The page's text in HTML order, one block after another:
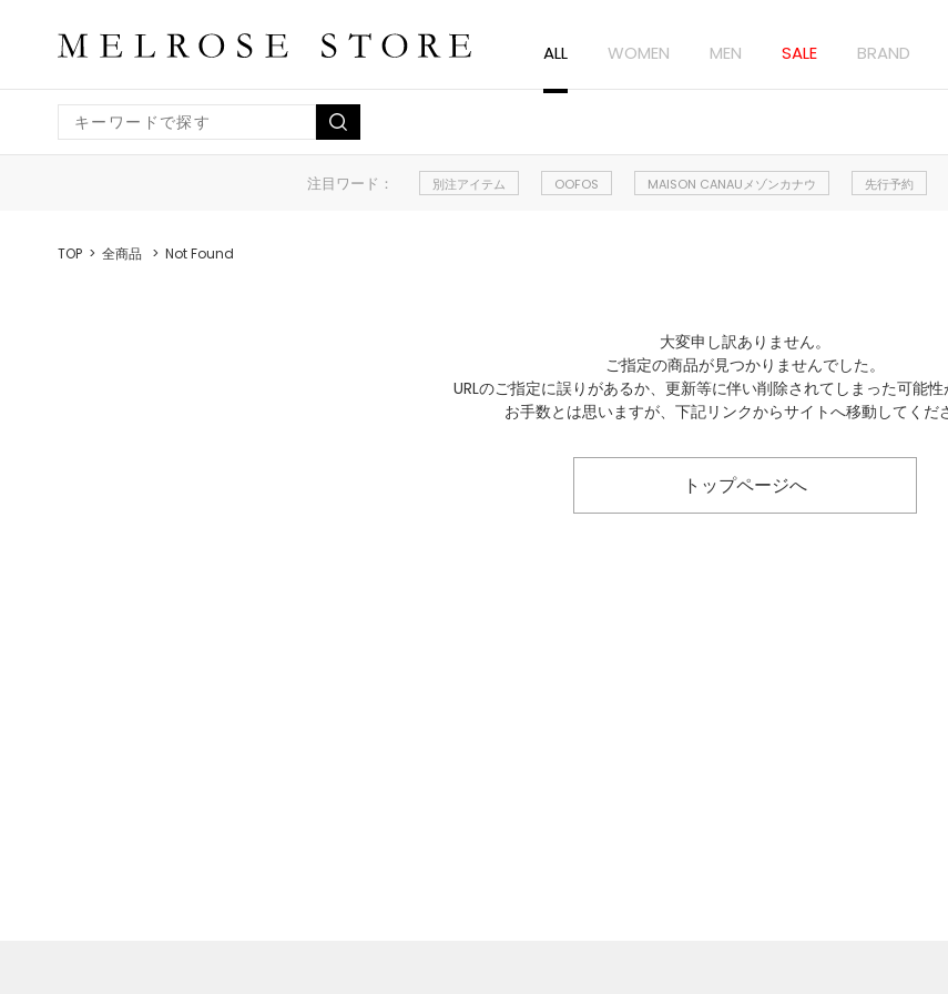
ALL WOMEN MEN SALE BRAND
注目ワード： 別注アイテム OOFOS MAISON CANAUメゾンカナウ 先行予約
TOP 全商品 Not Found
大変申し訳ありません。
ご指定の商品が見つかりませんでした。
URLのご指定に誤りがあるか、更新等に伴い削除されてしまった可能性
お手数とは思いますが、下記リンクからサイトへ移動してくだ
トップページへ